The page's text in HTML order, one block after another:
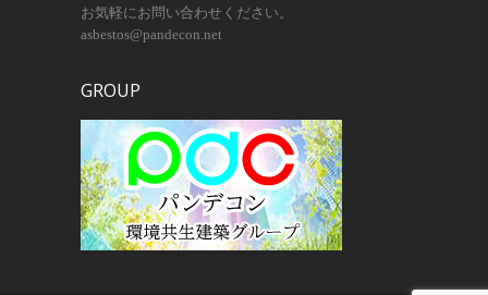
お気軽にお問い合わせください。
asbestos@pandecon.net
GROUP